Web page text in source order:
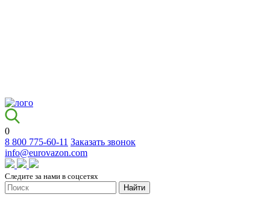
0
8 800 775-60-11 Заказать звонок
info@eurovazon.com
Следите за нами в соцсетях
Найти